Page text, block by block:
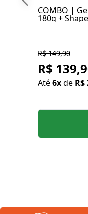
COMBO |
180g +
de Cártamo
R$ 149,90
R$
Até6xde R$